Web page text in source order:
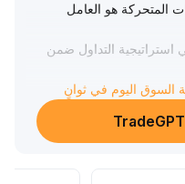
المتحركة هو العامل
التداول ضمن
وإشارات تحسّن شهية
اليوم في ثوانٍ